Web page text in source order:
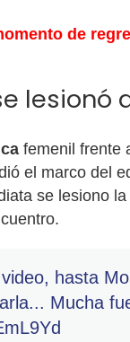
de
lesionó
femenil frente
el marco del
se lesiono
hasta
Mucha